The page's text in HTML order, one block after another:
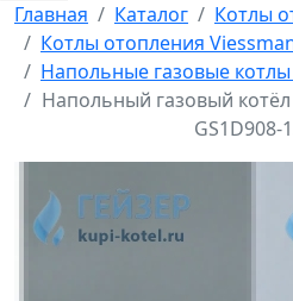
Главная Каталог
Котлы
Котлы отопления
Напольные газовые
Напольный газовый
GS1D908-